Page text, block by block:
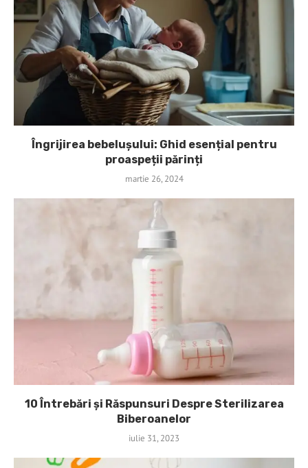
Îngrijirea bebelușului: Ghid esențial pentru
proaspeții părinți
martie 26, 2024
10 Întrebări și Răspunsuri Despre Sterilizarea
Biberoanelor
iulie 31, 2023